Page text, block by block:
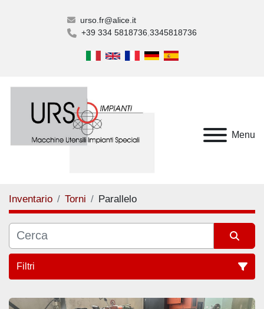
urso.fr@alice.it
+39 334 5818736 3345818736
Menu
Inventario Torni Parallelo
Filtri
Parallelo (3)